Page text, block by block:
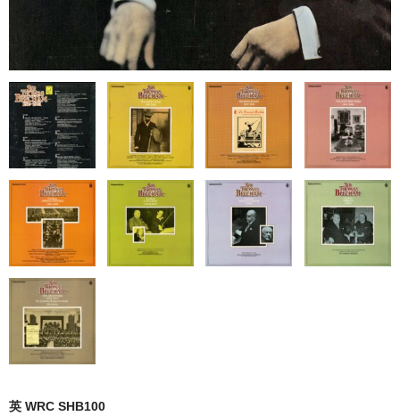
CD&BOOK
PICK UP
ABOUT
ORDER
NEWS
CONTACT
英 WRC SHB100